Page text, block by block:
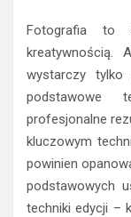
Fotografia to
kreatywnością.
wystarczy
podstawowe
profesjonalne
kluczowym
powinien
podstawowych
techniki edycji –